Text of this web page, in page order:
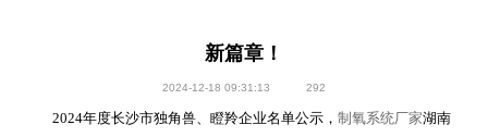
新篇章！
2024-12-18 09:31:13 292
2024年度长沙市独角兽、瞪羚企业名单公示， 制氧系统厂家湖南